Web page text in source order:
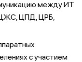
между ИТ
ЦЖС, ЦПД, ЦРБ,
c участием